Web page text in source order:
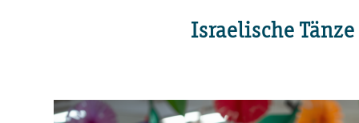
Israelische Tänze